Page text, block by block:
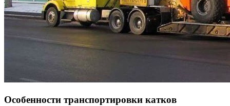
Особенности транспортировки катков